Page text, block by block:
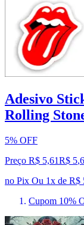
Adesivo
Rolling
5% OFF
Preço R$ 5,61R$ 5,
no Pix Ou 1x de R$
Cupom 10%